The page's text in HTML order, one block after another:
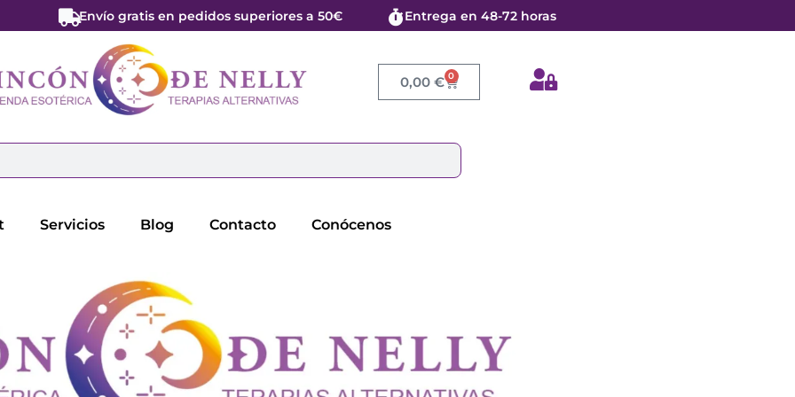
Envío gratis en pedidos superiores a 50€ Entrega en 48-72 horas
0,00 € 0
Cart
Servicios Blog Contacto Conócenos